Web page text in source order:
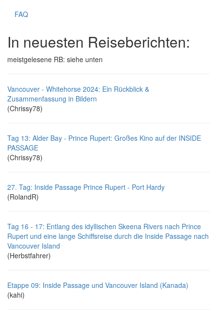
FAQ
In neuesten Reiseberichten:
meistgelesene RB: siehe unten
Vancouver - Whitehorse 2024: Ein Rückblick &
Zusammenfassung in Bildern
(Chrissy78)
Tag 13: Alder Bay - Prince Rupert: Großes Kino auf der INSIDE
PASSAGE
(Chrissy78)
27. Tag: Inside Passage Prince Rupert - Port Hardy
(RolandR)
Tag 16 - 17: Entlang des idyllischen Skeena Rivers nach Prince
Rupert und eine lange Schiffsreise durch die Inside Passage nach
Vancouver Island
(Herbstfahrer)
Etappe 09: Inside Passage und Vancouver Island (Kanada)
(kahi)